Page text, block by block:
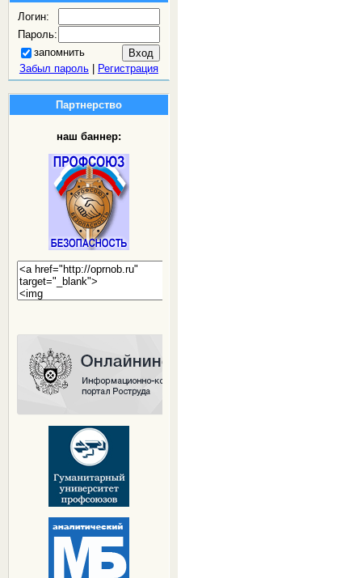
Логин:
Пароль:
запомнить
Забыл пароль| Регистрация
Партнерство
наш баннер: